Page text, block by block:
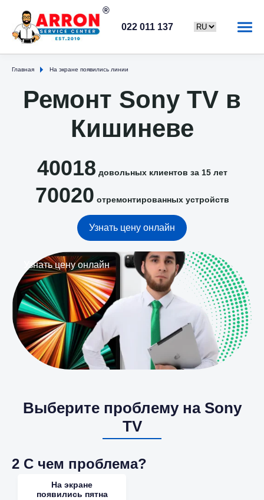
022 011 137
Главная На экране появились линии
Ремонт Sony TV в
Кишиневе
40018 довольных клиентов за 15 лет
70020 отремонтированных устройств
Узнать цену онлайн
Узнать цену онлайн
Выберите проблему на Sony
TV
2 С чем проблема?
На экране
появились пятна